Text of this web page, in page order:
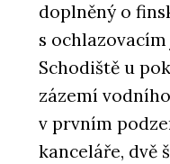
doplněný o
s
Schodiště u
zázemí
v prvním
kanceláře, dvě